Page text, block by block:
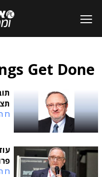
Get Done
רז
רז